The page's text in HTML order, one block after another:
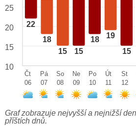
22
18
15 15
18 19
15
25
20
15
10
Čt
06
Pá
07
So
08
Ne
09
Po
10
Út
11
St
12
Graf zobrazuje nejvyšší a nejnižší
příštích dnů.